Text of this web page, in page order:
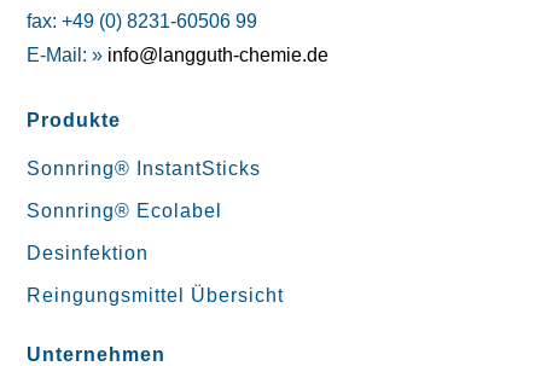
fax: +49 (0) 8231-60506 99
E-Mail: » info@langguth-chemie.de
Produkte
Sonnring® InstantSticks
Sonnring® Ecolabel
Desinfektion
Reingungsmittel Übersicht
Unternehmen